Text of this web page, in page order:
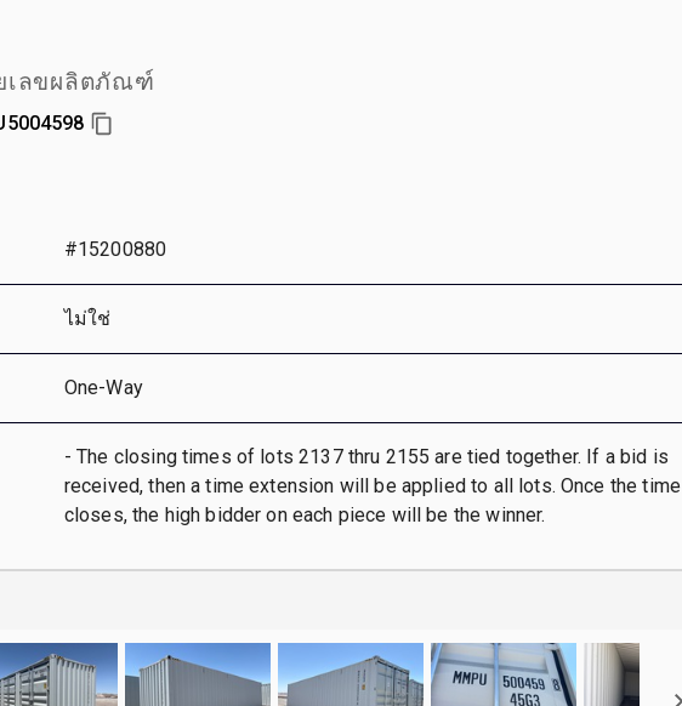
เลขผลิตภัณฑ์
#15200880
ไม่ใช่
One-Way
- The closing times of lots 2137 thru 2155 are tied together. If a bid is
received, then a time extension will be applied to all lots. Once the time
closes, the high bidder on each piece will be the winner.